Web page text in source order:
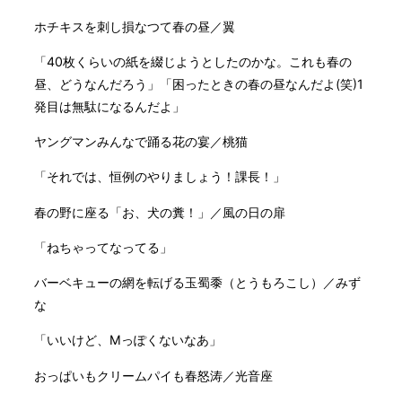
ホチキスを刺し損なつて春の昼／翼
「40枚くらいの紙を綴じようとしたのかな。これも春の
昼、どうなんだろう」「困ったときの春の昼なんだよ(笑)1
発目は無駄になるんだよ」
ヤングマンみんなで踊る花の宴／桃猫
「それでは、恒例のやりましょう！課長！」
春の野に座る「お、犬の糞！」／風の日の扉
「ねちゃってなってる」
バーベキューの網を転げる玉蜀黍（とうもろこし）／みず
な
「いいけど、Mっぽくないなあ」
おっぱいもクリームパイも春怒涛／光音座